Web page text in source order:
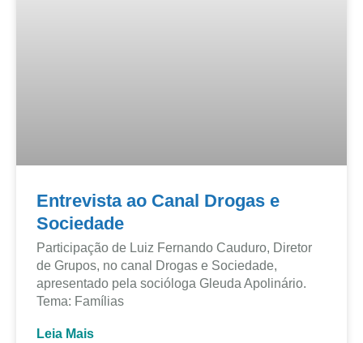
Entrevista ao Canal Drogas e
Sociedade
Participação de Luiz Fernando Cauduro, Diretor
de Grupos, no canal Drogas e Sociedade,
apresentado pela socióloga Gleuda Apolinário.
Tema: Famílias
Leia Mais